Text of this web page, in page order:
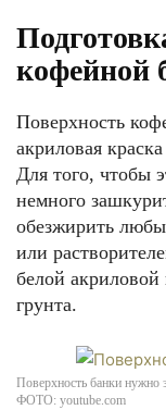
кофейной
Поверхность
акриловая
Для того, чтобы
немного
обезжирить
или
белой акриловой
грунта.
Поверхность банки нужно
ФОТО: youtube.com